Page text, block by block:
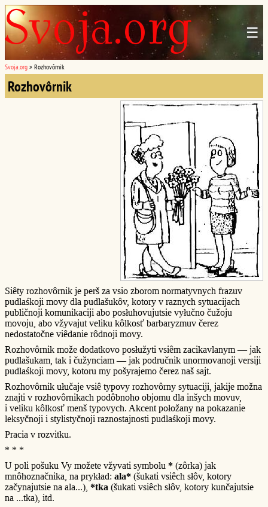
☰
Svoja.org » Rozhovôrnik
Rozhovôrnik
Siêty rozhovôrnik je perš za vsio zborom normatyvnych frazuv
pudlaśkoji movy dla pudlašukôv, kotory v raznych sytuacijach
publičnoji komunikaciji abo posłuhovujutsie vyłučno čužoju
movoju, abo vžyvajut veliku kôlkosť barbaryzmuv čerez
nedostatočne viêdanie rôdnoji movy.
Rozhovôrnik može dodatkovo posłužyti vsiêm zacikavlanym — jak
pudlašukam, tak i čužynciam — jak područnik unormovanoji versiji
pudlaśkoji movy, kotoru my pošyrajemo čerez naš sajt.
Rozhovôrnik ułučaje vsiê typovy rozhovôrny sytuaciji, jakije možna
znajti v rozhovôrnikach podôbnoho objomu dla inšych movuv,
i veliku kôlkosť menš typovych. Akcent połožany na pokazanie
leksyčnoji i stylistyčnoji raznostajnosti pudlaśkoji movy.
Pracia v rozvitku.
* * *
U poli pošuku Vy možete vžyvati symbolu * (zôrka) jak
mnôhoznačnika, na prykład: ala* (šukati vsiêch słôv, kotory
začynajutsie na ala...), *tka (šukati vsiêch słôv, kotory kunčajutsie
na ...tka), itd.